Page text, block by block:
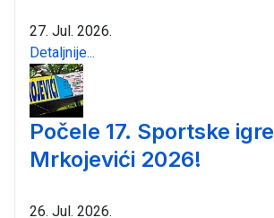
27. Jul. 2026.
Detaljnije...
Počele 17. Sportske igre
Mrkojevići 2026!
26. Jul. 2026.